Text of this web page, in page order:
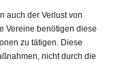
auch der Verlust von
Vereine benötigen diese
zu tätigen. Diese
nicht durch die